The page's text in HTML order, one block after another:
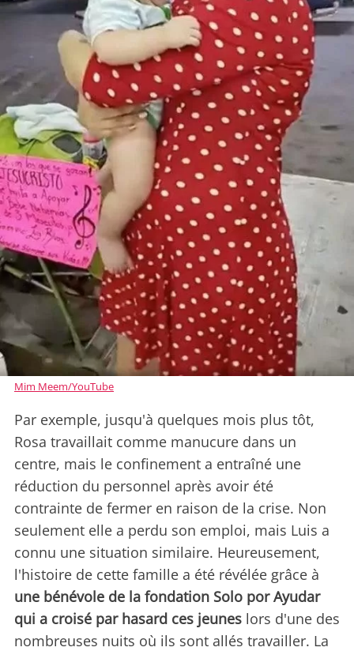
Mim Meem/YouTube
Par exemple, jusqu'à quelques mois plus tôt,
Rosa travaillait comme manucure dans un
centre, mais le confinement a entraîné une
réduction du personnel après avoir été
contrainte de fermer en raison de la crise. Non
seulement elle a perdu son emploi, mais Luis a
connu une situation similaire. Heureusement,
l'histoire de cette famille a été révélée grâce à
une bénévole de la fondation Solo por Ayudar
qui a croisé par hasard ces jeunes lors d'une des
nombreuses nuits où ils sont allés travailler. La